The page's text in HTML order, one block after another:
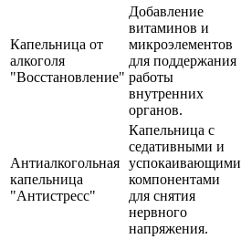
Капельница от
алкоголя
"Восстановление"
Добавление
витаминов и
микроэлементов
для поддержания
работы
внутренних
органов.
Антиалкогольная
капельница
"Антистресс"
Капельница с
седативными и
успокаивающими
компонентами
для снятия
нервного
напряжения.